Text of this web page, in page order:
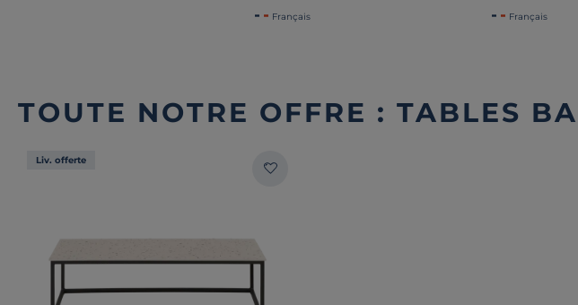
Français Français
TOUTE NOTRE OFFRE : TABLES
Liv. offerte